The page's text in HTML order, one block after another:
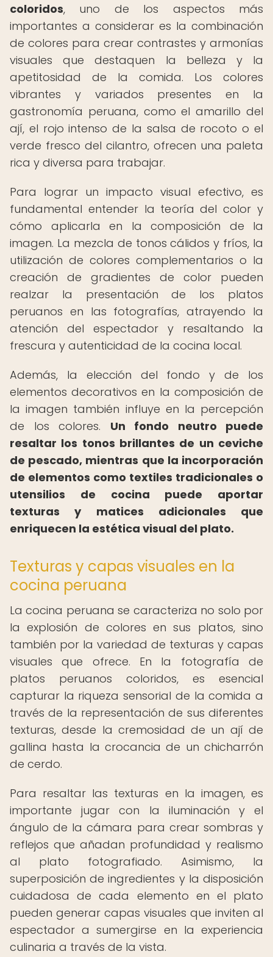
coloridos, uno de los aspectos más
importantes a considerar es la combinación
de colores para crear contrastes y armonías
visuales que destaquen la belleza y la
apetitosidad de la comida. Los colores
vibrantes y variados presentes en la
gastronomía peruana, como el amarillo del
ají, el rojo intenso de la salsa de rocoto o el
verde fresco del cilantro, ofrecen una paleta
rica y diversa para trabajar.
Para lograr un impacto visual efectivo, es
fundamental entender la teoría del color y
cómo aplicarla en la composición de la
imagen. La mezcla de tonos cálidos y fríos, la
utilización de colores complementarios o la
creación de gradientes de color pueden
realzar la presentación de los platos
peruanos en las fotografías, atrayendo la
atención del espectador y resaltando la
frescura y autenticidad de la cocina local.
Además, la elección del fondo y de los
elementos decorativos en la composición de
la imagen también influye en la percepción
de los colores. Un fondo neutro puede
resaltar los tonos brillantes de un ceviche
de pescado, mientras que la incorporación
de elementos como textiles tradicionales o
utensilios de cocina puede aportar
texturas y matices adicionales que
enriquecen la estética visual del plato.
Texturas y capas visuales en la
cocina peruana
La cocina peruana se caracteriza no solo por
la explosión de colores en sus platos, sino
también por la variedad de texturas y capas
visuales que ofrece. En la fotografía de
platos peruanos coloridos, es esencial
capturar la riqueza sensorial de la comida a
través de la representación de sus diferentes
texturas, desde la cremosidad de un ají de
gallina hasta la crocancia de un chicharrón
de cerdo.
Para resaltar las texturas en la imagen, es
importante jugar con la iluminación y el
ángulo de la cámara para crear sombras y
reflejos que añadan profundidad y realismo
al plato fotografiado. Asimismo, la
superposición de ingredientes y la disposición
cuidadosa de cada elemento en el plato
pueden generar capas visuales que inviten al
espectador a sumergirse en la experiencia
culinaria a través de la vista.